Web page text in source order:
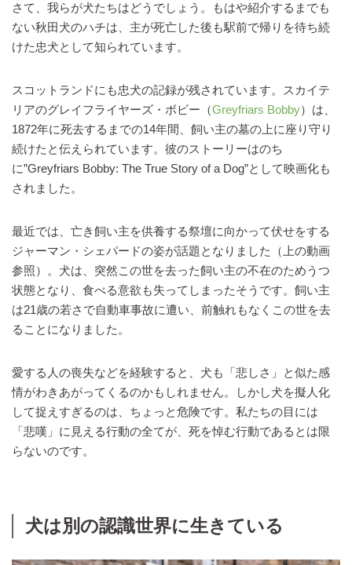
さて、我らが犬たちはどうでしょう。もはや紹介するまでも
ない秋田犬のハチは、主が死亡した後も駅前で帰りを待ち続
けた忠犬として知られています。
スコットランドにも忠犬の記録が残されています。スカイテ
リアのグレイフライヤーズ・ボビー（Greyfriars Bobby）は、
1872年に死去するまでの14年間、飼い主の墓の上に座り守り
続けたと伝えられています。彼のストーリーはのち
に”Greyfriars Bobby: The True Story of a Dog”として映画化も
されました。
最近では、亡き飼い主を供養する祭壇に向かって伏せをする
ジャーマン・シェパードの姿が話題となりました（上の動画
参照）。犬は、突然この世を去った飼い主の不在のためうつ
状態となり、食べる意欲も失ってしまったそうです。飼い主
は21歳の若さで自動車事故に遭い、前触れもなくこの世を去
ることになりました。
愛する人の喪失などを経験すると、犬も「悲しさ」と似た感
情がわきあがってくるのかもしれません。しかし犬を擬人化
して捉えすぎるのは、ちょっと危険です。私たちの目には
「悲嘆」に見える行動の全てが、死を悼む行動であるとは限
らないのです。
犬は別の認識世界に生きている